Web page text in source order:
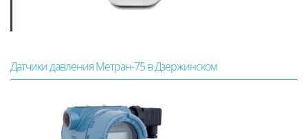
Датчики давления Метран-75 в Дзержинском